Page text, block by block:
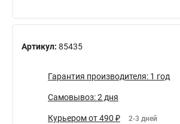
Артикул: 85435
Гарантия производителя: 1 год
Самовывоз: 2 дня
Курьером от 490 ₽ 2-3 дней